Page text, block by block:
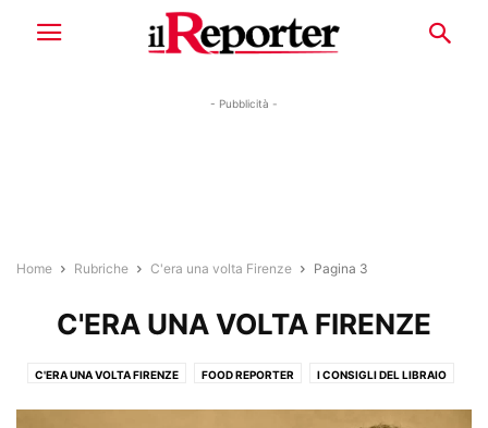
- Pubblicità -
Home Rubriche C'era una volta Firenze Pagina 3
C'ERA UNA VOLTA FIRENZE
C'ERA UNA VOLTA FIRENZE FOOD REPORTER I CONSIGLI DEL LIBRAIO